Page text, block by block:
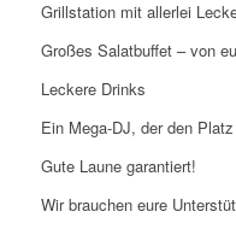
Grillstation mit allerlei
Großes Salatbuffet – von
Leckere Drinks
Ein Mega-DJ, der den
Gute Laune garantiert!
Wir brauchen eure